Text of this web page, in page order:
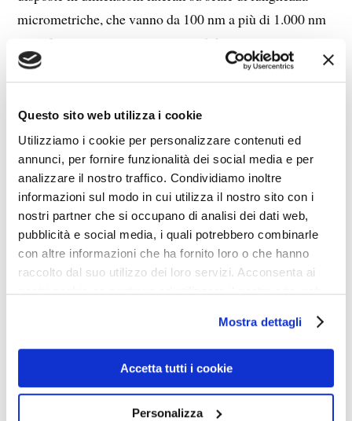
Questo sito web utilizza i cookie
Utilizziamo i cookie per personalizzare contenuti ed
annunci, per fornire funzionalità dei social media e per
analizzare il nostro traffico. Condividiamo inoltre
informazioni sul modo in cui utilizza il nostro sito con i
nostri partner che si occupano di analisi dei dati web,
pubblicità e social media, i quali potrebbero combinarle
con altre informazioni che ha fornito loro o che hanno
raccolto dal suo utilizzo dei loro servizi. Acconsenta ai
nostri cookie se continua ad utilizzare il nostro sito web.
Mostra dettagli
Accetta tutti i cookie
Personalizza
micrometriche, che vanno da 100 nm a più di 1.000 nm
e confrontate con una immagine di letteratura mostrano
una elevata somiglianza con immagini di graphene.
L’11 aprile 2018 lo studio «Interfacciamento di
materiali a base di graphene con cellule neurali»
affronta l’utilizzo del graphene per applicazione
biomediche e la sua tossicità nonché le applicazioni
nelle neuroscienze.
Il 13 maggio 2019 l’Ansa titola:‘Fiocchi’ di grafene
controllano l’attività del cervello. Selettivi e sicuri,
aprono a terapie per le malattie neurologiche.
miliardo di euro nel graphene, in un progetto chiamato
Graphene Flagship.